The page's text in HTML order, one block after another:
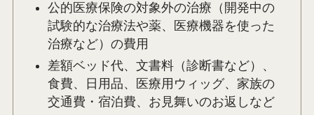
公的医療保険の対象外の治療（開発中の
試験的な治療法や薬、医療機器を使った
治療など）の費用
差額ベッド代、文書料（診断書など）、
食費、日用品、医療用ウィッグ、家族の
交通費・宿泊費、お見舞いのお返しなど